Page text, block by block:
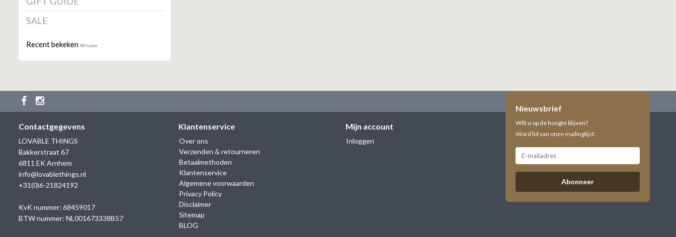
SALE
Recent bekeken Wissen
Contactgegevens
LOVABLE THINGS
Bakkerstraat 67
6811 EK Arnhem
info@lovablethings.nl
+31(0)6-21824192
KvK nummer: 68459017
BTW nummer: NL001673338B57
Klantenservice
Over ons
Verzenden & retourneren
Betaalmethoden
Klantenservice
Algemene voorwaarden
Privacy Policy
Disclaimer
Sitemap
BLOG
Mijn account
Inloggen
Nieuwsbrief
Wilt u op de hoogte blijven?
Word lid van onze mailinglijst:
Abonneer